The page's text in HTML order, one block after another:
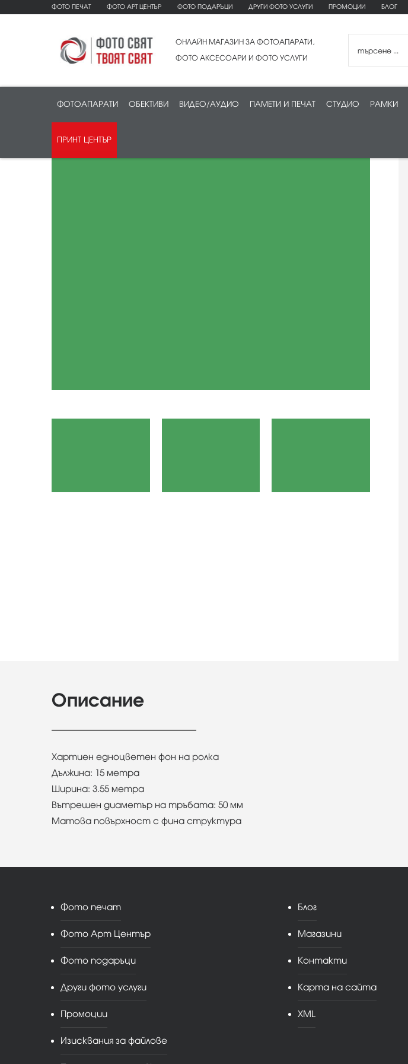
ФОТО ПЕЧАТ ФОТО АРТ ЦЕНТЪР ФОТО ПОДАРЪЦИ ДРУГИ ФОТО УСЛУГИ ПРОМОЦИИ БЛОГ
ОНЛАЙН МАГАЗИН ЗА ФОТОАПАРАТИ,
ФОТО АКСЕСОАРИ И ФОТО УСЛУГИ
ФОТОАПАРАТИ ОБЕКТИВИ ВИДЕО/АУДИО ПАМЕТИ И ПЕЧАТ СТУДИО РАМКИ
ПРИНТ ЦЕНТЪР
Описание
Хартиен едноцветен фон на ролка
Дължина: 15 метра
Ширина: 3.55 метра
Вътрешен диаметър на тръбата: 50 мм
Матова повърхност с фина структура
Фото печат
Фото Арт Център
Фото подаръци
Други фото услуги
Промоции
Изисквания за файлове
Блог
Магазини
Контакти
Карта на сайта
XML